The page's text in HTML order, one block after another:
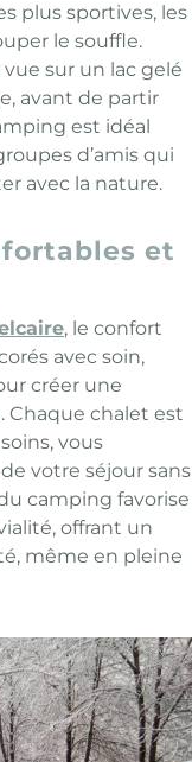
plus sportives, les
le souffle.
sur un lac gelé
avant de partir
est idéal
d’amis qui
avec la nature.
et
, le confort
avec soin,
créer une
Chaque chalet est
vous
votre séjour sans
camping favorise
offrant un
même en pleine